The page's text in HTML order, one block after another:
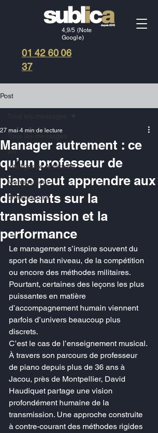
01 42 60 06
37
4,9/5 (Note
Google)
Post
vin
Intelligence Artificielle
Management
Entreprendre
Manager autrement : ce
qu’un professeur de
piano peut apprendre aux
dirigeants sur la
transmission et la
performance
27 mai 4 min de lecture
Le management s’inspire souvent du
sport de haut niveau, de la compétition
ou encore des méthodes militaires.
Pourtant, certaines des leçons les plus
puissantes en matière
d’accompagnement humain viennent
parfois d’univers beaucoup plus
discrets.
C’est le cas de l’enseignement musical.
À travers son parcours de professeur
de piano depuis plus de 36 ans à
Jacou, près de Montpellier, David
Haudiquet partage une vision
profondément humaine de la
transmission. Une approche construite
à contre-courant des méthodes rigides